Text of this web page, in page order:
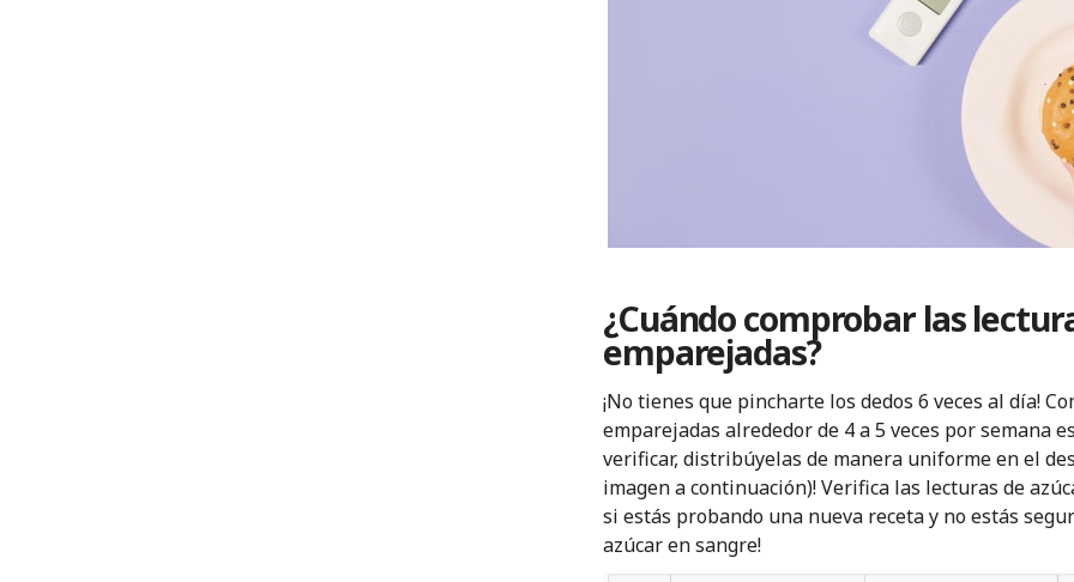
¿Cuándo comprobar las
emparejadas?
¡No tienes que pincharte los dedos 6 veces al día!
emparejadas alrededor de 4 a 5 veces por semana
verificar, distribúyelas de manera uniforme en el
imagen a continuación)! Verifica las lecturas de
si estás probando una nueva receta y no estás
azúcar en sangre!